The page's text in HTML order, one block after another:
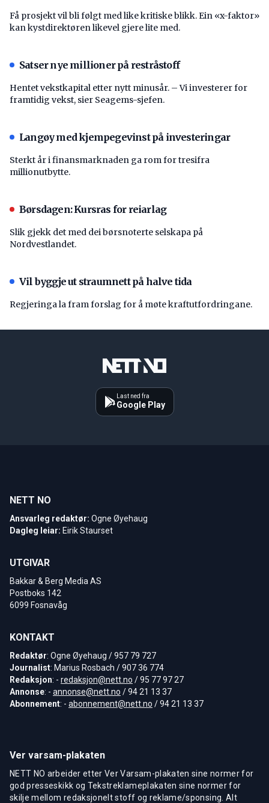
Få prosjekt vil bli følgt med like kritiske blikk. Ein «x-faktor»
kan kystdirektøren likevel gjere lite med.
Satser nye millioner på restråstoff
Hentet vekstkapital etter nytt minusår. – Vi investerer for
framtidig vekst, sier Seagems-sjefen.
Langøy med kjempegevinst på investeringar
Sterkt år i finansmarknaden ga rom for tresifra
millionutbytte.
Børsdagen: Kursras for reiarlag
Slik gjekk det med dei børsnoterte selskapa på
Nordvestlandet.
Vil byggje ut straumnett på halve tida
Regjeringa la fram forslag for å møte kraftutfordringane.
Last ned fra
Google Play
NETT NO
Ansvarleg redaktør: Ogne Øyehaug
Dagleg leiar: Eirik Staurset
UTGIVAR
Bakkar & Berg Media AS
Postboks 142
6099 Fosnavåg
KONTAKT
Redaktør: Ogne Øyehaug / 957 79 727
Journalist: Marius Rosbach / 907 36 774
Redaksjon: - redaksjon@nett.no / 95 77 97 27
Annonse: - annonse@nett.no / 94 21 13 37
Abonnement: - abonnement@nett.no / 94 21 13 37
Ver varsam-plakaten
NETT NO arbeider etter Ver Varsam-plakaten sine normer for
god presseskikk og Tekstreklameplakaten sine normer for
skilje mellom redaksjonelt stoff og reklame/sponsing. Alt